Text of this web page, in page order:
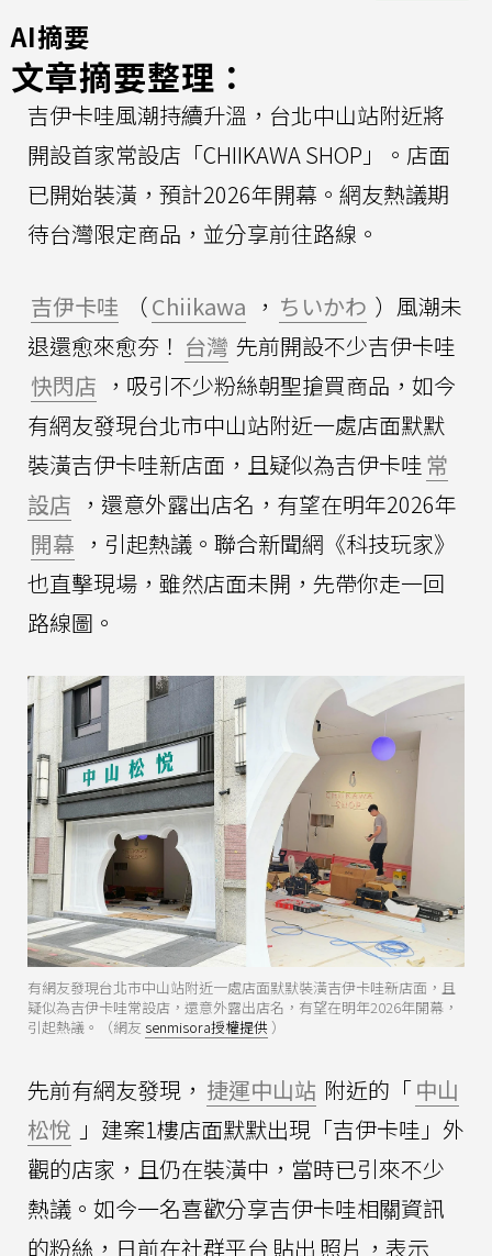
AI摘要
文章摘要整理：
吉伊卡哇風潮持續升溫，台北中山站附近將
開設首家常設店「CHIIKAWA SHOP」。店面
已開始裝潢，預計2026年開幕。網友熱議期
待台灣限定商品，並分享前往路線。
吉伊卡哇 （Chiikawa ， ちいかわ ）風潮未
退還愈來愈夯！ 台灣 先前開設不少吉伊卡哇
快閃店 ，吸引不少粉絲朝聖搶買商品，如今
有網友發現台北市中山站附近一處店面默默
裝潢吉伊卡哇新店面，且疑似為吉伊卡哇常
設店 ，還意外露出店名，有望在明年2026年
開幕 ，引起熱議。聯合新聞網《科技玩家》
也直擊現場，雖然店面未開，先帶你走一回
路線圖。
有網友發現台北市中山站附近一處店面默默裝潢吉伊卡哇新店面，且
疑似為吉伊卡哇常設店，還意外露出店名，有望在明年2026年開幕，
引起熱議。（網友 senmisora授權提供 ）
先前有網友發現， 捷運中山站 附近的「中山
松悅 」建案1樓店面默默出現「吉伊卡哇」外
觀的店家，且仍在裝潢中，當時已引來不少
熱議。如今一名喜歡分享吉伊卡哇相關資訊
的粉絲，日前在社群平台 貼出 照片，表示